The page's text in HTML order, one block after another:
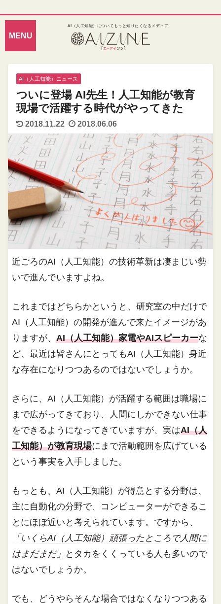
AI（人工知能）についてもっと知りたくなるメディア
AI（人工知能）ニュース
ついに登場 AI先生！人工知能が教育
現場で活躍する時代がやってきた
2018.11.22 2018.06.06
近ごろのAI（人工知能）の技術革新は凄まじい勢
いで進んでいますよね。
これまではどちらかというと、研究室の中だけで
AI（人工知能）の開発が進んで来たイメージがあ
りますが、AI（人工知能）家電やAIスピーカーな
ど、最近は皆さんにとってもAI（人工知能）身近
な存在になりつつあるのではないでしょうか。
さらに、AI（人工知能）が活躍する範囲は職場に
まで広がってきており、人間にしかできない仕事
をできるようになってきていますが、実はAI（人
工知能）が教育現場にまで活動範囲を広げている
という事実を入手しました。
もっとも、AI（人工知能）が得意とする分野は、
主に自動化の分野で、コンピューターができるこ
とにほぼ近いと考えられています。ですから、
「いくらAI（人工知能）頑張ったところで人間に
はまだまだ」 とタカをくくっている人も多いので
はないでしょうか。
でも、どうやらそんな場合ではなくなりつつある